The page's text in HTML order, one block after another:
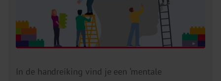
In de handreiking vind je een ‘mentale